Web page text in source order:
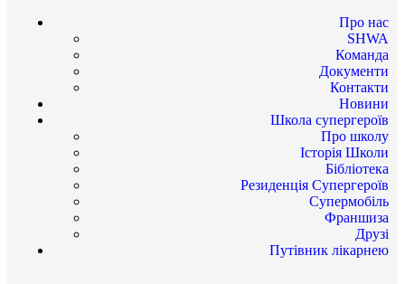
Про нас
SHWA
Команда
Документи
Контакти
Новини
Школа супергероїв
Про школу
Історія Школи
Бібліотека
Резиденція Супергероїв
Супермобіль
Франшиза
Друзі
Путівник лікарнею